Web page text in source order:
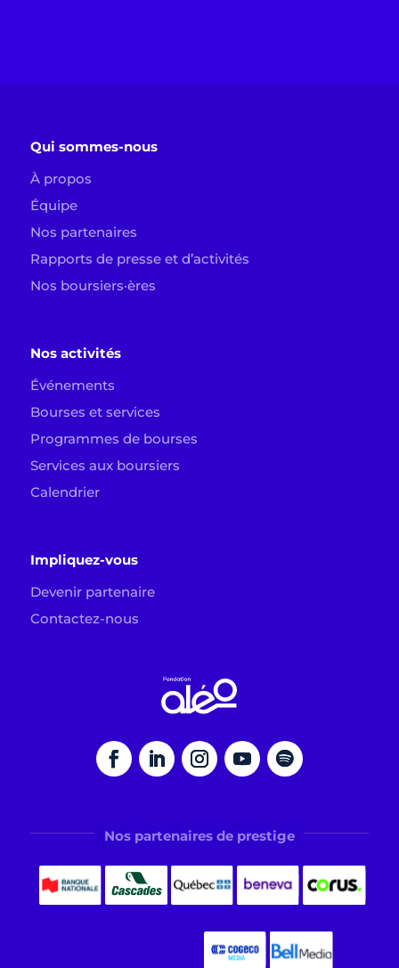
Qui sommes-nous
À propos
Équipe
Nos partenaires
Rapports de presse et d’activités
Nos boursiers·ères
Nos activités
Événements
Bourses et services
Programmes de bourses
Services aux boursiers
Calendrier
Impliquez-vous
Devenir partenaire
Contactez-nous
Nos partenaires de prestige